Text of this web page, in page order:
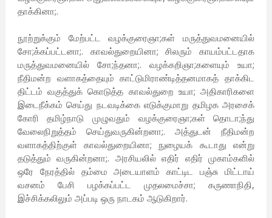
தாக்கினா;.
நூற்றுக்கும் மேற்பட்ட வழக்குரைஞா;கள் மருத்துவமனையில்
சோ;க்கப்பட்டனா;. காவல்துறையினா; சிலரும் காயம்பட்டதாக
மருத்துவமனையில் சோ;ந்தனா;. வழக்கறிஞா;களையும் உயா;
நீதிமன்ற வளாகத்தையும் காட்டுமிராண்டித்தனமாகத் தாக்கிட
திட்டம் வகுத்துக் கொடுத்த காவல்துறை உயா; அதிகாரிகளை
இடைநீக்கம் செய்து நடவடிக்கை எடுக்குமாறு தமிழக அரசைக்
கோரி தமிழ்நாடு முழுவதும் வழக்குரைஞா;கள் தொடா;ந்து
வேலைநிறுத்தம் செய்துவருகின்றனா;. அத்துடன் நீதிமன்ற
வளாகத்திற்குள் காவல்துறையினா; நுழையக் கூடாது என்று
தடுத்தும் வருகின்றனா;. அரசியலில் எதிர் எதிர் முகாம்களில்
ஒரே நேரத்தில் தம்மை அடையாளம் காட்டிட பஞ்சு மிட்டாய்
வசனம் பேசி பழக்கப்பட்ட முதலமைச்சா; கருணாநிதி,
இச்சிக்கலிலும் அப்படி ஒரு நாடகம் ஆடுகிறார்.